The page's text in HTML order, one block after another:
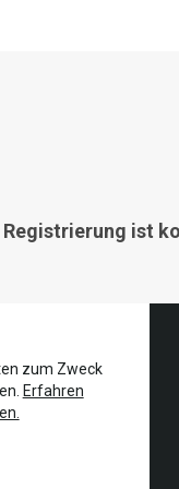
Registrierung ist
zum Zweck
Erfahren